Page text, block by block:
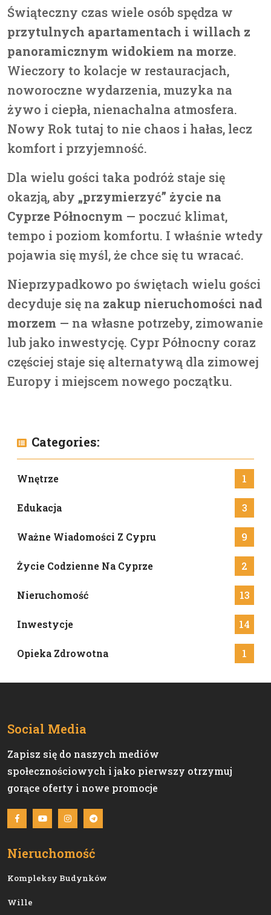
Świąteczny czas wiele osób spędza w
przytulnych apartamentach i willach z
panoramicznym widokiem na morze.
Wieczory to kolacje w restauracjach,
noworoczne wydarzenia, muzyka na
żywo i ciepła, nienachalna atmosfera.
Nowy Rok tutaj to nie chaos i hałas, lecz
komfort i przyjemność.
Dla wielu gości taka podróż staje się
okazją, aby „przymierzyć” życie na
Cyprze Północnym — poczuć klimat,
tempo i poziom komfortu. I właśnie wtedy
pojawia się myśl, że chce się tu wracać.
Nieprzypadkowo po świętach wielu gości
decyduje się na zakup nieruchomości nad
morzem — na własne potrzeby, zimowanie
lub jako inwestycję. Cypr Północny coraz
częściej staje się alternatywą dla zimowej
Europy i miejscem nowego początku.
Categories:
Wnętrze 1
Edukacja 3
Ważne Wiadomości Z Cypru 9
Życie Codzienne Na Cyprze 2
Nieruchomość 13
Inwestycje 14
Opieka Zdrowotna 1
Social Media
Zapisz się do naszych mediów
społecznościowych i jako pierwszy otrzymuj
gorące oferty i nowe promocje
Nieruchomość
Kompleksy Budynków
Wille